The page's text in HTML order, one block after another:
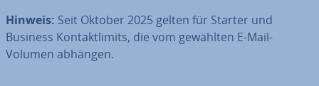
Hinweis: Seit Oktober 2025 gelten für Starter und
Business Kon­takt­li­mits, die vom gewählten E-Mail-
Volumen abhängen.